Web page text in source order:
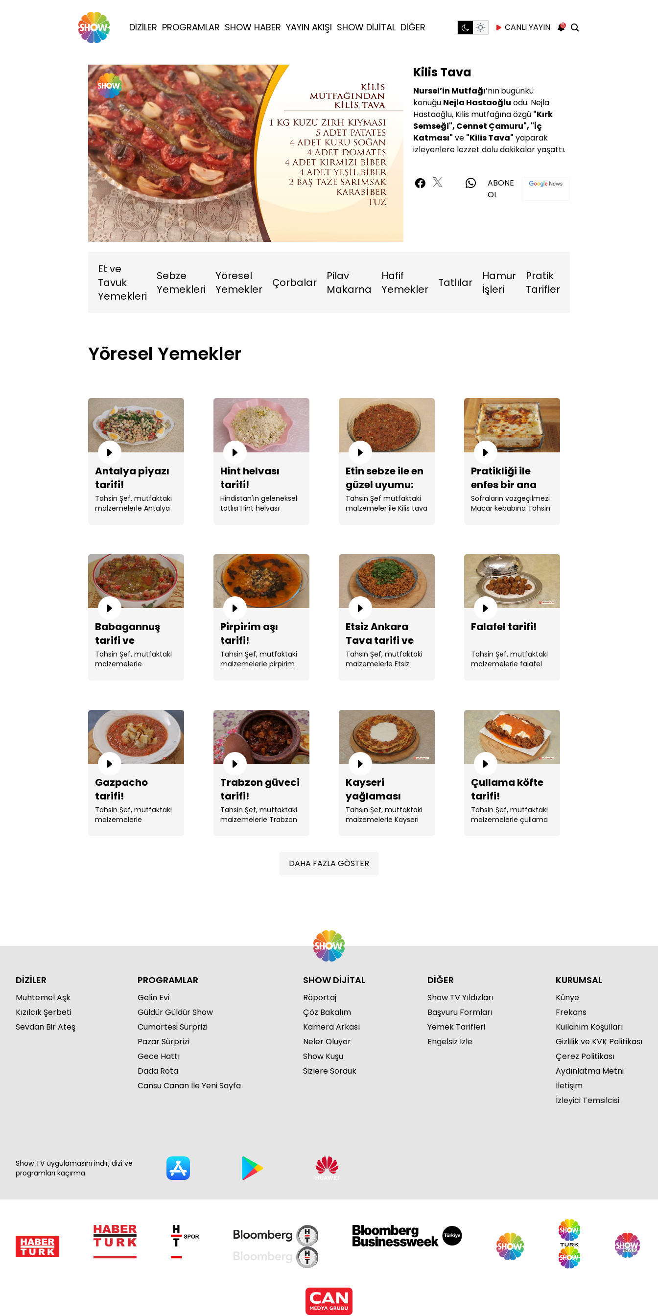
DİZİLER PROGRAMLAR SHOW HABER YAYIN AKIŞI SHOW DİJİTAL DİĞER CANLI YAYIN 5
Sessiz
Yüklendi:
4.39%
Hızı
Kilis Tava
Nursel’in Mutfağı’nınbugünkü
konuğu Nejla Hastaoğlu odu. Nejla
Hastaoğlu, Kilis mutfağına özgü "Kırk
Semseği", Cennet Çamuru", "İç
Katması" ve "Kilis Tava" yaparak
izleyenlere lezzet dolu dakikalar yaşattı.
ABONE
OL
Et ve
Tavuk
Yemekleri
Sebze
Yemekleri
Yöresel
Yemekler
Çorbalar
Pilav
Makarna
Hafif
Yemekler
Tatlılar
Hamur
İşleri
Pratik
Tarifler
Yöresel Yemekler
Antalya piyazı
tarifi!
Tahsin Şef, mutfaktaki
malzemelerle Antalya
Hint helvası
tarifi!
Hindistan'ın geleneksel
tatlısı Hint helvası
Etin sebze ile en
güzel uyumu:
Kilis tava!
Tahsin Şef mutfaktaki
malzemeler ile Kilis tava
Pratikliği ile
enfes bir ana
yemek: Macar
kebabı!
Sofraların vazgeçilmezi
Macar kebabına Tahsin
Babagannuş
tarifi ve
hikayesi!
Tahsin Şef, mutfaktaki
malzemelerle
Pirpirim aşı
tarifi!
Tahsin Şef, mutfaktaki
malzemelerle pirpirim
Etsiz Ankara
Tava tarifi ve
ipuçları!
Tahsin Şef, mutfaktaki
malzemelerle Etsiz
Falafel tarifi!
Tahsin Şef, mutfaktaki
malzemelerle falafel
Gazpacho
tarifi!
Tahsin Şef, mutfaktaki
malzemelerle
Trabzon güveci
tarifi!
Tahsin Şef, mutfaktaki
malzemelerle Trabzon
Kayseri
yağlaması
tarifi!
Tahsin Şef, mutfaktaki
malzemelerle Kayseri
Çullama köfte
tarifi!
Tahsin Şef, mutfaktaki
malzemelerle çullama
DAHA FAZLA GÖSTER
DİZİLER
Muhtemel Aşk
Kızılcık Şerbeti
Sevdan Bir Ateş
PROGRAMLAR
Gelin Evi
Güldür Güldür Show
Cumartesi Sürprizi
Pazar Sürprizi
Gece Hattı
Dada Rota
Cansu Canan İle Yeni Sayfa
SHOW DİJİTAL
Röportaj
Çöz Bakalım
Kamera Arkası
Neler Oluyor
Show Kuşu
Sizlere Sorduk
DİĞER
Show TV Yıldızları
Başvuru Formları
Yemek Tarifleri
Engelsiz İzle
KURUMSAL
Künye
Frekans
Kullanım Koşulları
Gizlilik ve KVK Politikası
Çerez Politikası
Aydınlatma Metni
İletişim
İzleyici Temsilcisi
Show TV uygulamasını indir, dizi ve
programları kaçırma